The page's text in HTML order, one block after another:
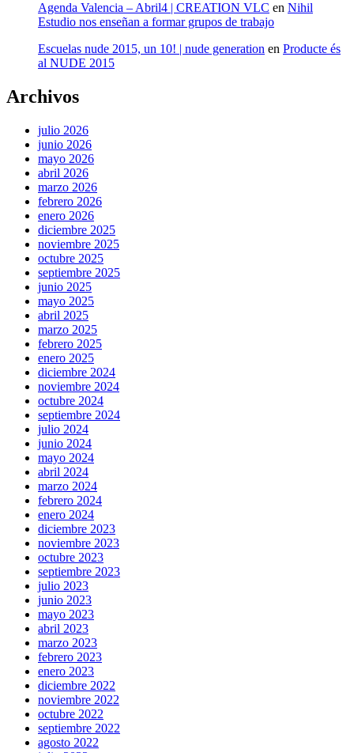
Agenda Valencia – Abril4 | CREATION VLC en Nihil
Estudio nos enseñan a formar grupos de trabajo
Escuelas nude 2015, un 10! | nude generation en Producte és
al NUDE 2015
Archivos
julio 2026
junio 2026
mayo 2026
abril 2026
marzo 2026
febrero 2026
enero 2026
diciembre 2025
noviembre 2025
octubre 2025
septiembre 2025
junio 2025
mayo 2025
abril 2025
marzo 2025
febrero 2025
enero 2025
diciembre 2024
noviembre 2024
octubre 2024
septiembre 2024
julio 2024
junio 2024
mayo 2024
abril 2024
marzo 2024
febrero 2024
enero 2024
diciembre 2023
noviembre 2023
octubre 2023
septiembre 2023
julio 2023
junio 2023
mayo 2023
abril 2023
marzo 2023
febrero 2023
enero 2023
diciembre 2022
noviembre 2022
octubre 2022
septiembre 2022
agosto 2022